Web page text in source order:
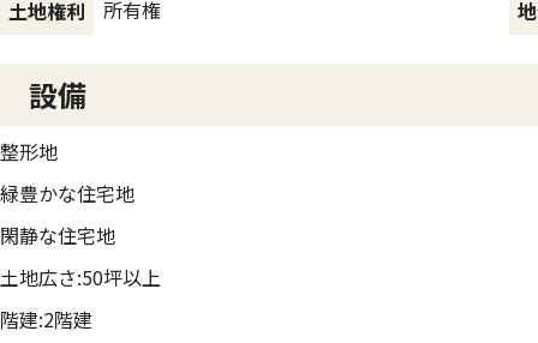
土地権利 所有権
設備
整形地
緑豊かな住宅地
閑静な住宅地
土地広さ:50坪以上
階建:2階建